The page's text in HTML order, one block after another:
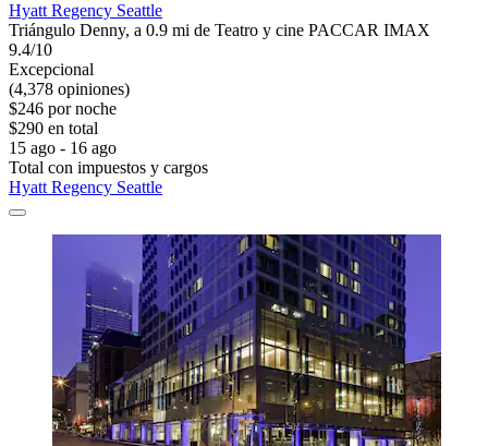
Hyatt Regency Seattle
Triángulo Denny, a 0.9 mi de Teatro y cine PACCAR IMAX
9.4/10
Excepcional
(4,378 opiniones)
$246 por noche
$290 en total
15 ago - 16 ago
Total con impuestos y cargos
Hyatt Regency Seattle